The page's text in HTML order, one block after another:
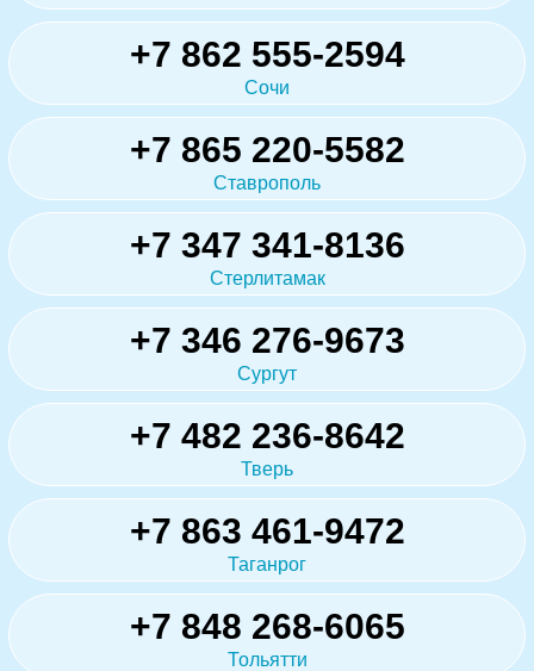
+7 862 555-2594
Сочи
+7 865 220-5582
Ставрополь
+7 347 341-8136
Стерлитамак
+7 346 276-9673
Сургут
+7 482 236-8642
Тверь
+7 863 461-9472
Таганрог
+7 848 268-6065
Тольятти